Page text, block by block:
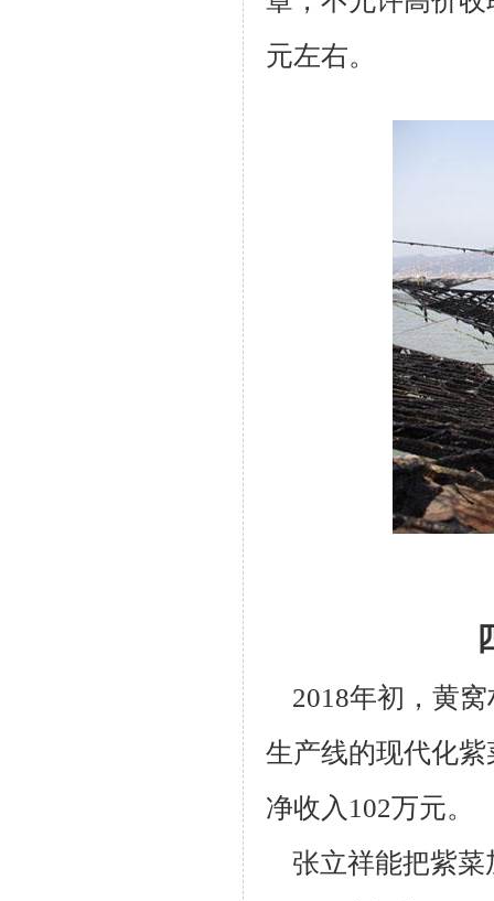
元左右。
2018年初，黄窝
生产线的现代化
净收入102万元。
张立祥能把紫菜